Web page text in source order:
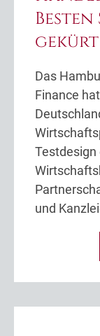
gekürt
Das
Finance
und